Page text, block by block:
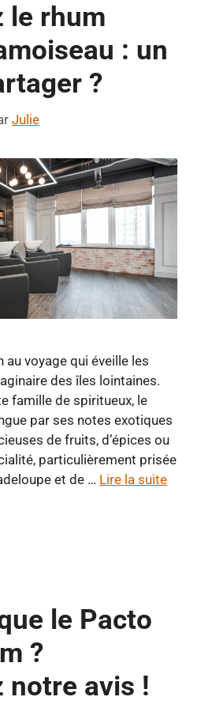
le rhum
: un
?
Julie
au voyage qui éveille les
des îles lointaines.
famille de spiritueux, le
par ses notes exotiques
de fruits, d’épices ou
particulièrement prisée
et de … Lire la suite
le Pacto
?
notre avis !